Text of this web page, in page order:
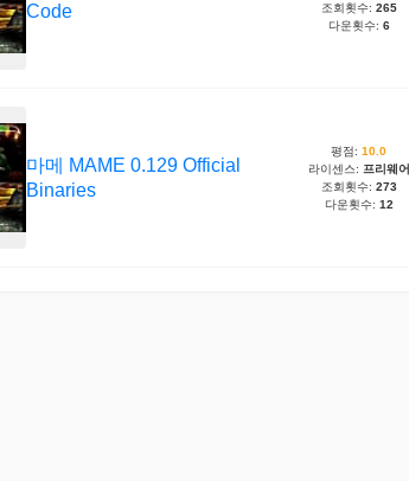
Code
조회횟수: 265
다운횟수: 6
마메 MAME 0.129 Official
Binaries
평점:10.0
라이센스: 프리웨어
조회횟수: 273
다운횟수: 12